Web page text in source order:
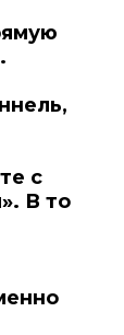
с
В то